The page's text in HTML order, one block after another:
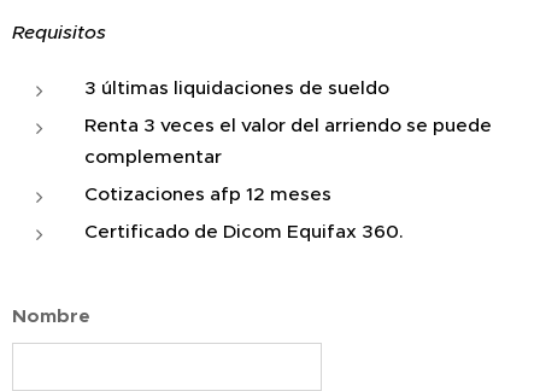
Requisitos
3 últimas liquidaciones de sueldo
Renta 3 veces el valor del arriendo se puede
complementar
Cotizaciones afp 12 meses
Certificado de Dicom Equifax 360.
Nombre